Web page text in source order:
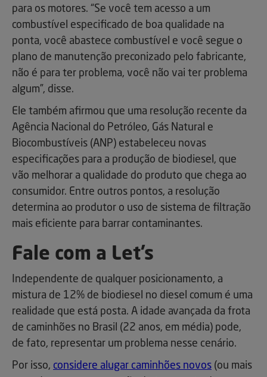
para os motores. “Se você tem acesso a um
combustível especificado de boa qualidade na
ponta, você abastece combustível e você segue o
plano de manutenção preconizado pelo fabricante,
não é para ter problema, você não vai ter problema
algum”, disse.
Ele também afirmou que uma resolução recente da
Agência Nacional do Petróleo, Gás Natural e
Biocombustíveis (ANP) estabeleceu novas
especificações para a produção de biodiesel, que
vão melhorar a qualidade do produto que chega ao
consumidor. Entre outros pontos, a resolução
determina ao produtor o uso de sistema de filtração
mais eficiente para barrar contaminantes.
Fale com a Let’s
Independente de qualquer posicionamento, a
mistura de 12% de biodiesel no diesel comum é uma
realidade que está posta. A idade avançada da frota
de caminhões no Brasil (22 anos, em média) pode,
de fato, representar um problema nesse cenário.
Por isso, considere alugar caminhões novos (ou mais